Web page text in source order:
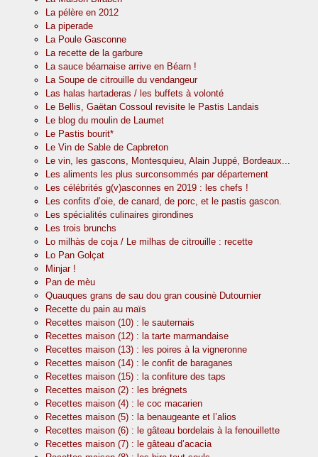
La pélère en 2012
La piperade
La Poule Gasconne
La recette de la garbure
La sauce béarnaise arrive en Béarn !
La Soupe de citrouille du vendangeur
Las halas hartaderas / les buffets à volonté
Le Bellis, Gaëtan Cossoul revisite le Pastis Landais
Le blog du moulin de Laumet
Le Pastis bourit*
Le Vin de Sable de Capbreton
Le vin, les gascons, Montesquieu, Alain Juppé, Bordeaux...
Les aliments les plus surconsommés par département
Les célébrités g(v)asconnes en 2019 : les chefs !
Les confits d’oie, de canard, de porc, et le pastis gascon.
Les spécialités culinaires girondines
Les trois brunchs
Lo milhàs de coja / Le milhas de citrouille : recette
Lo Pan Golçat
Minjar !
Pan de mèu
Quauques grans de sau dou gran cousinè Dutournier
Recette du pain au maïs
Recettes maison (10) : le sauternais
Recettes maison (12) : la tarte marmandaise
Recettes maison (13) : les poires à la vigneronne
Recettes maison (14) : le confit de baraganes
Recettes maison (15) : la confiture des taps
Recettes maison (2) : les brégnets
Recettes maison (4) : le coc macarien
Recettes maison (5) : la benaugeante et l’alios
Recettes maison (6) : le gâteau bordelais à la fenouillette
Recettes maison (7) : le gâteau d’acacia